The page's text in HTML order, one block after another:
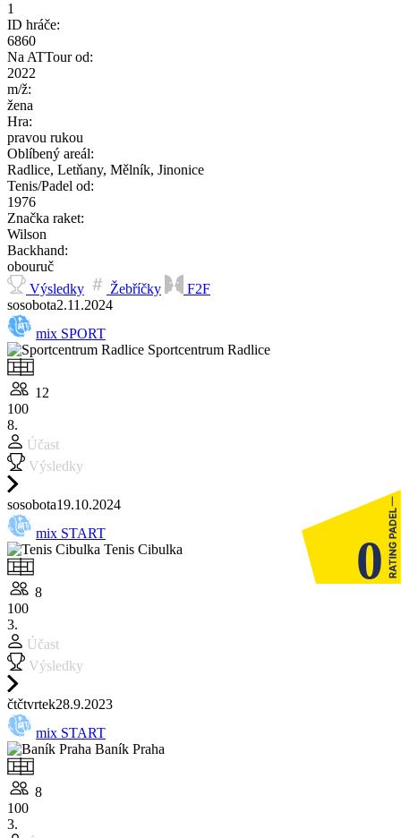
1
0
ID hráče:
6860
Na ATTour od:
2022
m/ž:
žena
Hra:
pravou rukou
Oblíbený areál:
Radlice, Letňany, Mělník, Jinonice
Tenis/Padel od:
1976
Značka raket:
Wilson
Backhand:
obouruč
Výsledky
Žebříčky
F2F
sosobota2.11.2024
mix SPORT
Sportcentrum Radlice
12
100
8.
Účast
Výsledky
sosobota19.10.2024
mix START
Tenis Cibulka
8
100
3.
Účast
Výsledky
čtčtvrtek28.9.2023
mix START
Baník Praha
8
100
3.